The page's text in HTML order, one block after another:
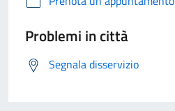
Problemi in città
Segnala disservizio